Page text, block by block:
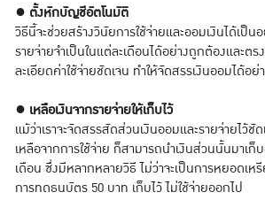
● ตั้งหักบัญชีอัตโนมัติ
วิธีนี้จะช่วยสร้างวินัยการใช้จ่ายและออมเงินได้เป็น
รายจ่ายจำเป็นในแต่ละเดือนได้อย่างถูกต้องและต
ละเอียดค่าใช้จ่ายชัดเจน ทำให้จัดสรรเงินออมได้อย่
● เหลือเงินจากรายจ่ายให้เก็บไว้
แม้ว่าเราจะจัดสรรสัดส่วนเงินออมและรายจ่ายไว้ชั
เหลือจากการใช้จ่าย ก็สามารถนำเงินส่วนนั้นมาเก็
เดือน ซึ่งมีหลากหลายวิธี ไม่ว่าจะเป็นการหยอดเ
การทดธนบัตร 50 บาท เก็บไว้ ไม่ใช้จ่ายออกไป